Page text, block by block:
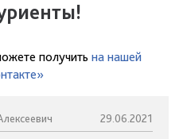
получить на нашей
29.06.2021